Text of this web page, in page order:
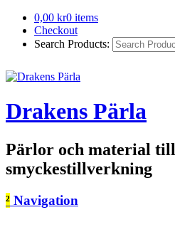
0,00 kr0 items
Checkout
Search Products:
Drakens Pärla
Pärlor och material till
smyckestillverkning
² Navigation